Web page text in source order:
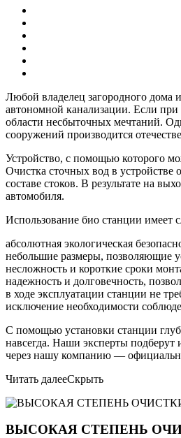
Любой владелец загородного дома
автономной канализации. Если при
области несбыточных мечтаний.
сооружений производится
Устройство, с помощью которого
Очистка сточных вод в устройстве
составе стоков. В результате на
автомобиля.
Использование био станции имеет
абсолютная экологическая
небольшие размеры, позволяющие
несложность и короткие сроки
надежность и долговечность,
в ходе эксплуатации станции не
исключение необходимости
С помощью установки станции
навсегда. Наши эксперты
через нашу компанию —
Читать далееСкрыть
ВЫСОКАЯ СТЕПЕНЬ